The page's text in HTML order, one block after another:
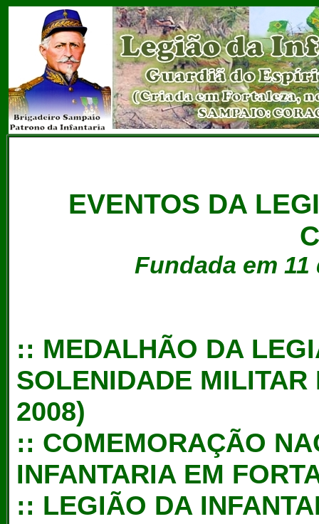
EVENTOS DA
Fundada em
:: MEDALHÃO DA
SOLENIDADE
2008)
:: COMEMORAÇÃO
INFANTARIA EM
:: LEGIÃO DA